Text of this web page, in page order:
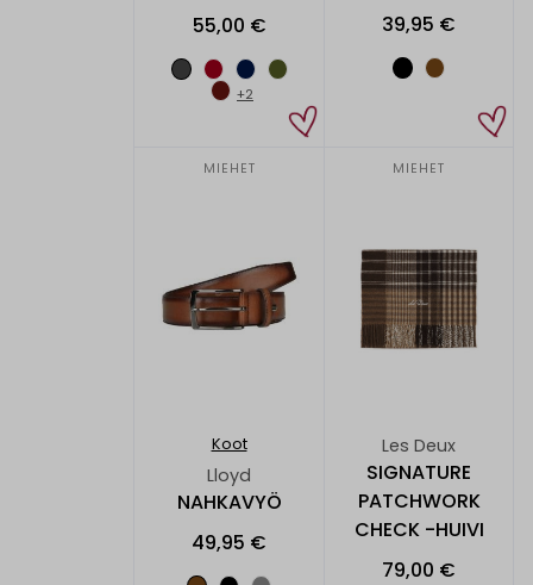
55,00 €
+2
39,95 €
MIEHET
Koot
Lloyd
NAHKAVYÖ
49,95 €
MIEHET
Les Deux
SIGNATURE
PATCHWORK
CHECK -HUIVI
79,00 €